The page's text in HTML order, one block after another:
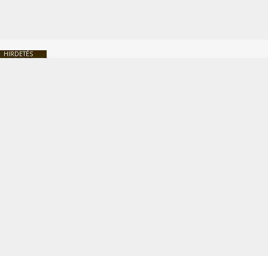
HIRDETÉS